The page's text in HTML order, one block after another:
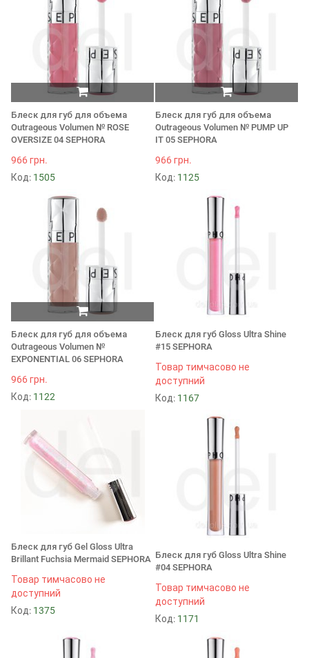
Блеск для губ для объема
Outrageous Volumen № ROSE
OVERSIZE 04 SEPHORA
966 грн.
Код: 1505
Блеск для губ для объема
Outrageous Volumen № PUMP UP
IT 05 SEPHORA
966 грн.
Код: 1125
Блеск для губ для объема
Outrageous Volumen №
EXPONENTIAL 06 SEPHORA
966 грн.
Код: 1122
Блеск для губ Gloss Ultra Shine
#15 SEPHORA
Товар тимчасово не
доступний
Код: 1167
Блеск для губ Gel Gloss Ultra
Brillant Fuchsia Mermaid SEPHORA
Товар тимчасово не
доступний
Код: 1375
Блеск для губ Gloss Ultra Shine
#04 SEPHORA
Товар тимчасово не
доступний
Код: 1171